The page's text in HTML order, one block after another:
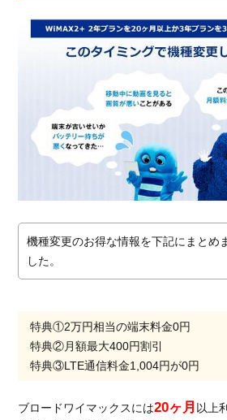
機種変更のお得な情報を下記にまとめ
した。
特典①2万円相当の端末料金0円
特典②月額最大400円割引
特典③LTE通信料金1,004円が0円
ブロードワイマックスには20ヶ月 以上